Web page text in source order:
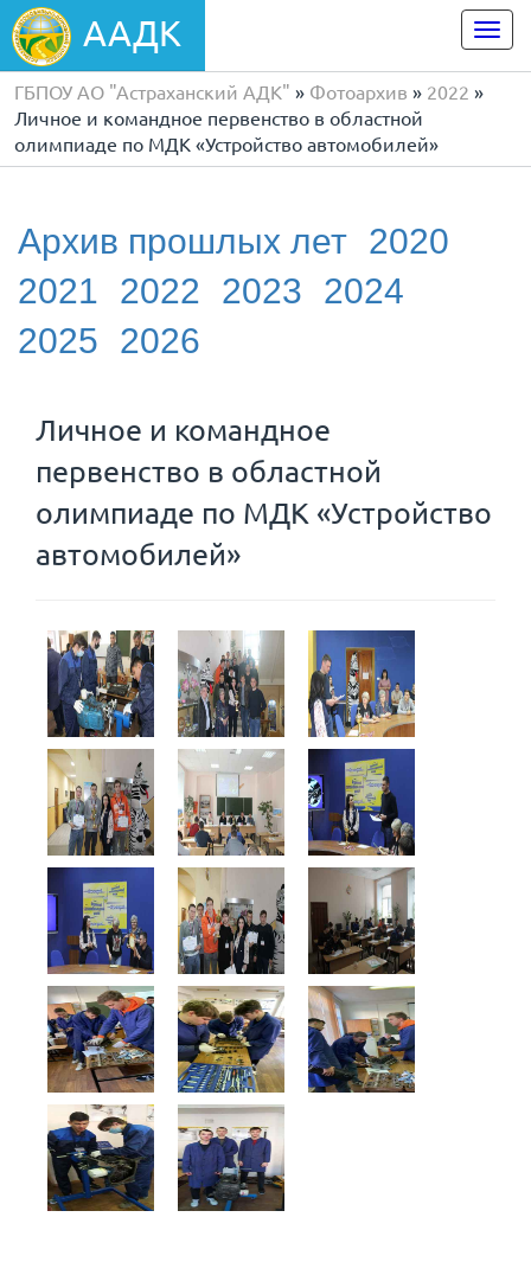
ААДК
ГБПОУ АО "Астраханский АДК" » Фотоархив » 2022 »
Личное и командное первенство в областной
олимпиаде по МДК «Устройство автомобилей»
Архив прошлых лет 2020
2021
2022 2023
2024
2025
2026
Личное и командное
первенство в областной
олимпиаде по МДК «Устройство
автомобилей»